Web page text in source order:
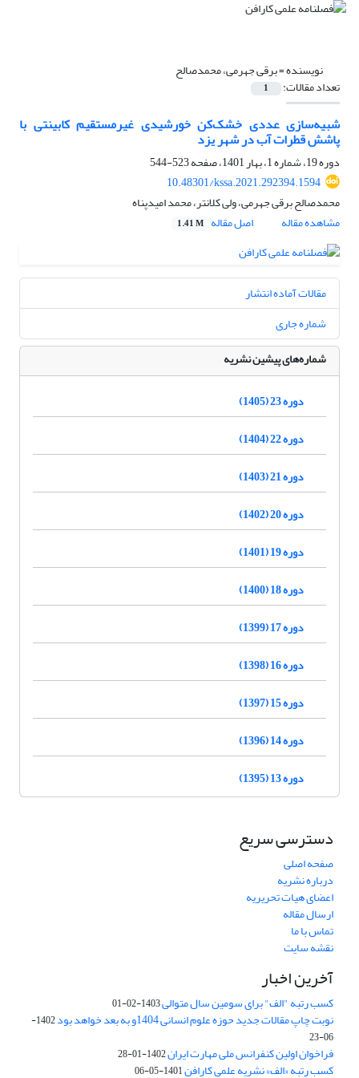
نویسنده =برقی جهرمی، محمدصالح
تعداد مقالات: 1
شبیه‌سازی عددی خشک‌کن خورشیدی غیرمستقیم کابینتی با
پاشش قطرات آب در شهر یزد
دوره 19، شماره 1، بهار 1401، صفحه
523-544
10.48301/kssa.2021.292394.1594
محمدصالح برقی جهرمی، ولی کلانتر، محمد امیدپناه
مشاهده مقاله
اصل مقاله 1.41 M
مقالات آماده انتشار
شماره جاری
شماره‌های پیشین نشریه
دوره 23 (1405)
دوره 22 (1404)
دوره 21 (1403)
دوره 20 (1402)
دوره 19 (1401)
دوره 18 (1400)
دوره 17 (1399)
دوره 16 (1398)
دوره 15 (1397)
دوره 14 (1396)
دوره 13 (1395)
دسترسی سریع
صفحه اصلی
درباره نشریه
اعضای هیات تحریریه
ارسال مقاله
تماس با ما
نقشه سایت
آخرین اخبار
کسب رتبه "الف" برای سومین سال متوالی1403-02-01
نوبت چاپ مقالات جدید حوزه علوم انسانی 1404و به بعد خواهد بود
1402-
06-23
فراخوان اولین کنفرانس ملی مهارت ایران1402-01-28
کسب رتبه «الف» نشریه علمی کارافن1401-05-06